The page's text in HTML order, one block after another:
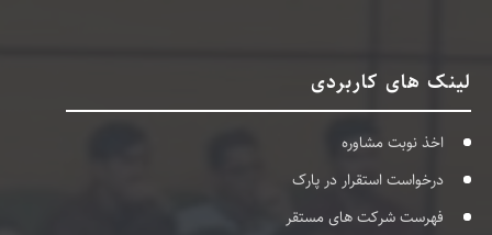
لینک های کاربردی
اخذ نوبت مشاوره
درخواست استقرار در پارک
فهرست شرکت های مستقر